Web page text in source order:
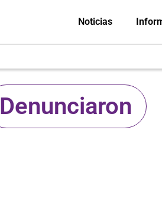
Noticias
Denunciaron